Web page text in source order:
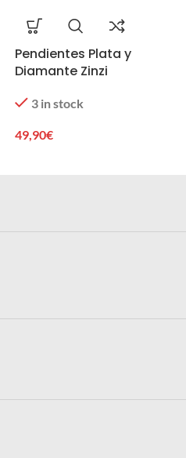
Pendientes Plata y
Diamante Zinzi
3 in stock
49,90€